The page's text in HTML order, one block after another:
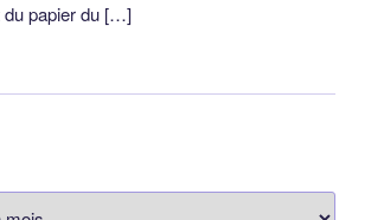
du papier du […]